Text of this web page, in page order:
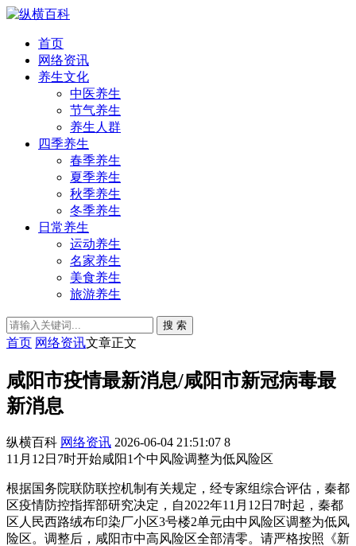
首页
网络资讯
养生文化
中医养生
节气养生
养生人群
四季养生
春季养生
夏季养生
秋季养生
冬季养生
日常养生
运动养生
名家养生
美食养生
旅游养生
搜 索
首页 网络资讯文章正文
咸阳市疫情最新消息/咸阳市新冠病毒最
新消息
纵横百科 网络资讯 2026-06-04 21:51:07 8
11月12日7时开始咸阳1个中风险调整为低风险区
根据国务院联防联控机制有关规定，经专家组综合评估，秦都
区疫情防控指挥部研究决定，自2022年11月12日7时起，秦都
区人民西路绒布印染厂小区3号楼2单元由中风险区调整为低风
险区。调整后，咸阳市中高风险区全部清零。请严格按照《新